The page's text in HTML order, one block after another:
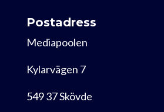
Postadress
Mediapoolen
Kylarvägen 7
549 37 Skövde